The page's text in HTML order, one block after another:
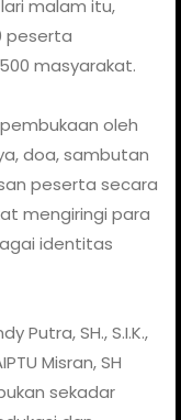
malam itu,
peserta
masyarakat.
oleh
doa, sambutan
peserta secara
mengiringi para
identitas
Putra, SH., S.I.K.,
Misran, SH
sekadar